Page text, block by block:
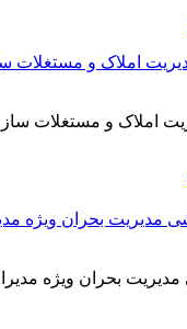
املاک و مستغلات
بحران ویژه